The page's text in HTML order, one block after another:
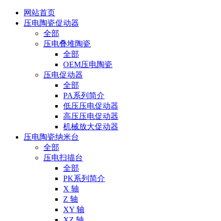
网站首页
压电陶瓷促动器
全部
压电叠堆陶瓷
全部
OEM压电陶瓷
压电促动器
全部
PA系列简介
低压压电促动器
高压压电促动器
机械放大促动器
压电陶瓷纳米台
全部
压电扫描台
全部
PK系列简介
X 轴
Z 轴
XY 轴